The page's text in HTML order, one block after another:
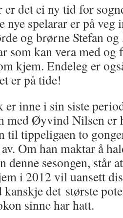
er det ei ny tid for
nye spelarar er på veg
og brørne Stefan og
som kan vera med
kjem. Endeleg er
er på tide!
er inne i sin siste
med Øyvind Nilsen er
til tippeligaen to
Om han maktar å
denne sesongen, står
i 2012 vil uansett
kanskje det største
sinne har hatt.